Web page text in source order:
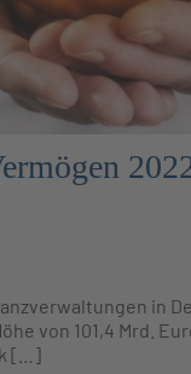
in
von 101,4 Mrd.
[…]